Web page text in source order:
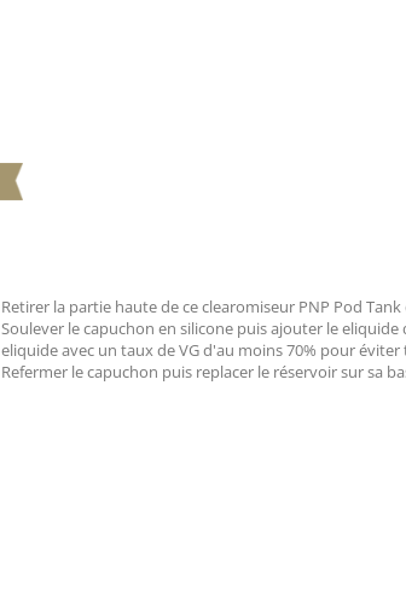
Retirer la partie haute de ce clearomiseur PNP Pod
Soulever le capuchon en silicone puis ajouter le
eliquide avec un taux de VG d'au moins 70% pour
Refermer le capuchon puis replacer le réservoir sur sa